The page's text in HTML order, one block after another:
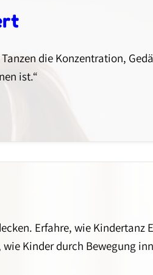
die Konzentration,
ist.“
Erfahre, wie Kindertanz
Kinder durch Bewegung